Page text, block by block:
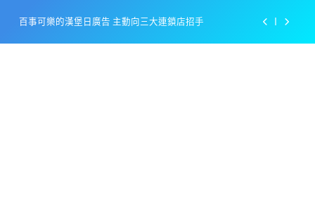
content
百事可樂的漢堡日廣告 主動向三大連鎖店招手